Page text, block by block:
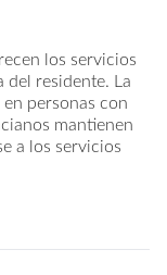
los servicios
del residente. La
en personas con
mantienen
a los servicios